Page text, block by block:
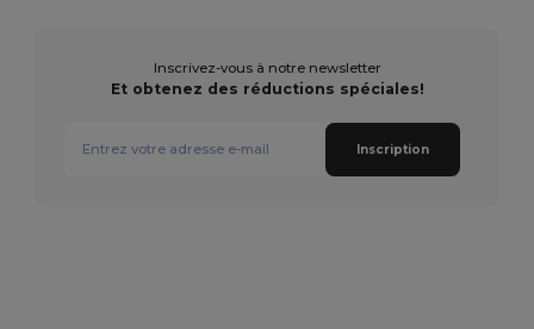
Inscrivez-vous à notre newsletter
Et obtenez des réductions spéciales!
Inscription